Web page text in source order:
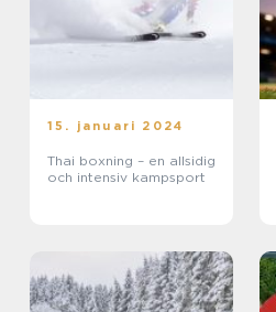
15. januari 2024
Thai boxning – en allsidig
och intensiv kampsport